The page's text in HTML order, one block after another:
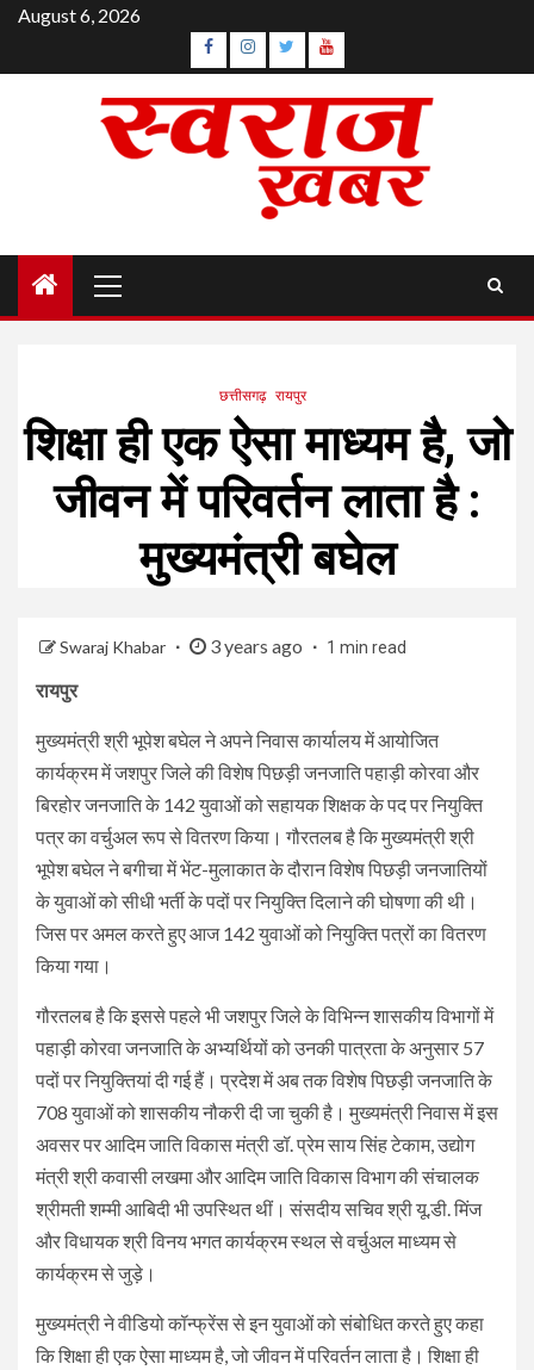
Skip
content
August 6, 2026
Facebook
Instagram
TwitterYouTube
Menu
छत्तीसगढ़ रायपुर
शिक्षा ही एक ऐसा माध्यम है, जो
जीवन में परिवर्तन लाता है :
मुख्यमंत्री बघेल
Swaraj Khabar 3 years ago 1 min read
रायपुर
मुख्यमंत्री श्री भूपेश बघेल ने अपने निवास कार्यालय में आयोजित
कार्यक्रम में जशपुर जिले की विशेष पिछड़ी जनजाति पहाड़ी कोरवा और
बिरहोर जनजाति के 142 युवाओं को सहायक शिक्षक के पद पर नियुक्ति
पत्र का वर्चुअल रूप से वितरण किया। गौरतलब है कि मुख्यमंत्री श्री
भूपेश बघेल ने बगीचा में भेंट-मुलाकात के दौरान विशेष पिछड़ी जनजातियों
के युवाओं को सीधी भर्ती के पदों पर नियुक्ति दिलाने की घोषणा की थी।
जिस पर अमल करते हुए आज 142 युवाओं को नियुक्ति पत्रों का वितरण
किया गया।
गौरतलब है कि इससे पहले भी जशपुर जिले के विभिन्न शासकीय विभागों में
पहाड़ी कोरवा जनजाति के अभ्यर्थियों को उनकी पात्रता के अनुसार 57
पदों पर नियुक्तियां दी गई हैं। प्रदेश में अब तक विशेष पिछड़ी जनजाति के
708 युवाओं को शासकीय नौकरी दी जा चुकी है। मुख्यमंत्री निवास में इस
अवसर पर आदिम जाति विकास मंत्री डॉ. प्रेम साय सिंह टेकाम, उद्योग
मंत्री श्री कवासी लखमा और आदिम जाति विकास विभाग की संचालक
श्रीमती शम्मी आबिदी भी उपस्थित थीं। संसदीय सचिव श्री यू.डी. मिंज
और विधायक श्री विनय भगत कार्यक्रम स्थल से वर्चुअल माध्यम से
कार्यक्रम से जुड़े।
मुख्यमंत्री ने वीडियो कॉन्फ्रेंस से इन युवाओं को संबोधित करते हुए कहा
कि शिक्षा ही एक ऐसा माध्यम है, जो जीवन में परिवर्तन लाता है। शिक्षा ही